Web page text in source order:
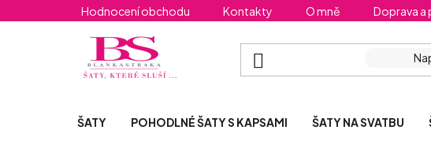
na
Hodnocení obchodu Kontakty O mně Doprava a
ŠATY
POHODLNÉ ŠATY S KAPSAMI ŠATY NA SVATBU